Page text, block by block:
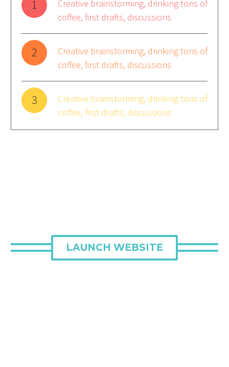
1
Creative brainstorming, drinking tons of
coffee, first drafts, discussions
2
Creative brainstorming, drinking tons of
coffee, first drafts, discussions
3
Creative brainstorming, drinking tons of
coffee, first drafts, discussions
LAUNCH WEBSITE